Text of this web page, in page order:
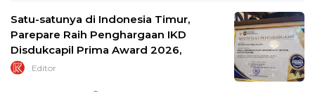
Satu-satunya di Indonesia Timur,
Parepare Raih Penghargaan IKD
Disdukcapil Prima Award 2026,
Editor